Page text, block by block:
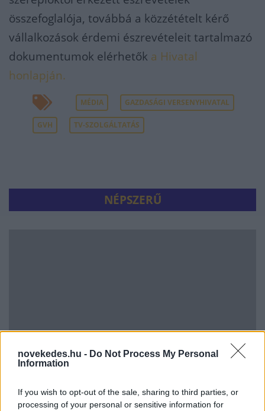
novekedes.hu - Do Not Process My Personal
Information
If you wish to opt-out of the sale, sharing to third parties, or
processing of your personal or sensitive information for
összefoglalója, továbbá a közzétételt kérő
vállalkozások érdemi észrevételeit tartalmazó
dokumentumok elérhetők a Hivatal
honlapján.
MÉDIA GAZDASÁGI VERSENYHIVATAL
GVH TV-SZOLGÁLTATÁS
NÉPSZERŰ
állam